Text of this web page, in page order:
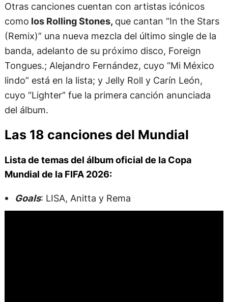
Otras canciones cuentan con artistas icónicos
como los Rolling Stones, que cantan “In the Stars
(Remix)” una nueva mezcla del último single de la
banda, adelanto de su próximo disco, Foreign
Tongues.; Alejandro Fernández, cuyo “Mi México
lindo” está en la lista; y Jelly Roll y Carín León,
cuyo “Lighter” fue la primera canción anunciada
del álbum.
Las 18 canciones del Mundial
Lista de temas del álbum oficial de la Copa
Mundial de la FIFA 2026:
Goals: LISA, Anitta y Rema